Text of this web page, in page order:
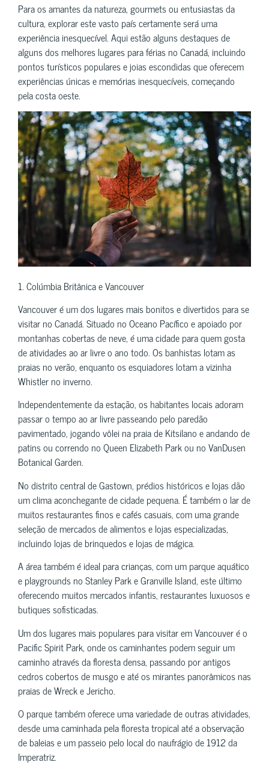
Para os amantes da natureza, gourmets ou entusiastas da
cultura, explorar este vasto país certamente será uma
experiência inesquecível. Aqui estão alguns destaques de
alguns dos melhores lugares para férias no Canadá, incluindo
pontos turísticos populares e joias escondidas que oferecem
experiências únicas e memórias inesquecíveis, começando
pela costa oeste.
1. Colúmbia Britânica e Vancouver
Vancouver é um dos lugares mais bonitos e divertidos para se
visitar no Canadá. Situado no Oceano Pacífico e apoiado por
montanhas cobertas de neve, é uma cidade para quem gosta
de atividades ao ar livre o ano todo. Os banhistas lotam as
praias no verão, enquanto os esquiadores lotam a vizinha
Whistler no inverno.
Independentemente da estação, os habitantes locais adoram
passar o tempo ao ar livre passeando pelo paredão
pavimentado, jogando vôlei na praia de Kitsilano e andando de
patins ou correndo no Queen Elizabeth Park ou no VanDusen
Botanical Garden.
No distrito central de Gastown, prédios históricos e lojas dão
um clima aconchegante de cidade pequena. É também o lar de
muitos restaurantes finos e cafés casuais, com uma grande
seleção de mercados de alimentos e lojas especializadas,
incluindo lojas de brinquedos e lojas de mágica.
A área também é ideal para crianças, com um parque aquático
e playgrounds no Stanley Park e Granville Island, este último
oferecendo muitos mercados infantis, restaurantes luxuosos e
butiques sofisticadas.
Um dos lugares mais populares para visitar em Vancouver é o
Pacific Spirit Park, onde os caminhantes podem seguir um
caminho através da floresta densa, passando por antigos
cedros cobertos de musgo e até os mirantes panorâmicos nas
praias de Wreck e Jericho.
O parque também oferece uma variedade de outras atividades,
desde uma caminhada pela floresta tropical até a observação
de baleias e um passeio pelo local do naufrágio de 1912 da
Imperatriz.